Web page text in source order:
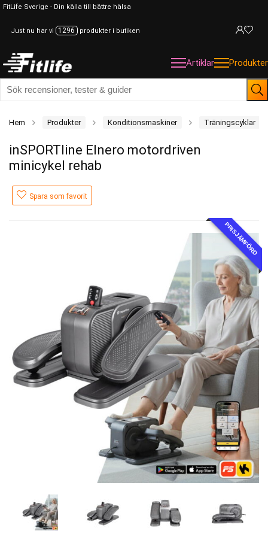
FitLife Sverige - Din källa till bättre hälsa
Just nu har vi 1296 produkter i butiken
Artiklar Produkter
Hem Produkter Konditionsmaskiner Träningscyklar
inSPORTline Elnero motordriven
minicykel rehab
Spara som favorit
PRISJÄMFÖRD